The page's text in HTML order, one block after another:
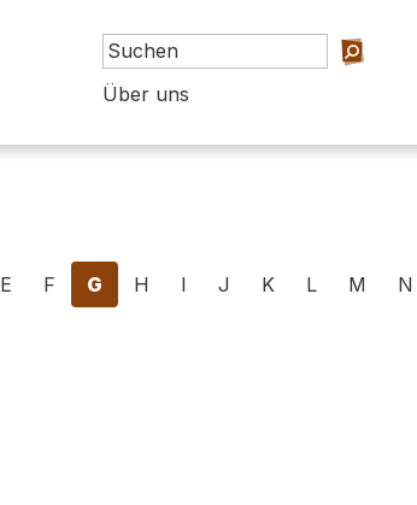
Über uns
E F G H I J K L M N